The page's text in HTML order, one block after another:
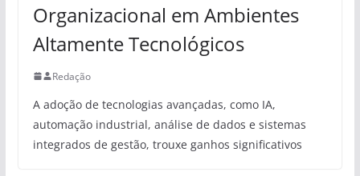
Organizacional em Ambientes
Altamente Tecnológicos
Redação
A adoção de tecnologias avançadas, como IA,
automação industrial, análise de dados e sistemas
integrados de gestão, trouxe ganhos significativos